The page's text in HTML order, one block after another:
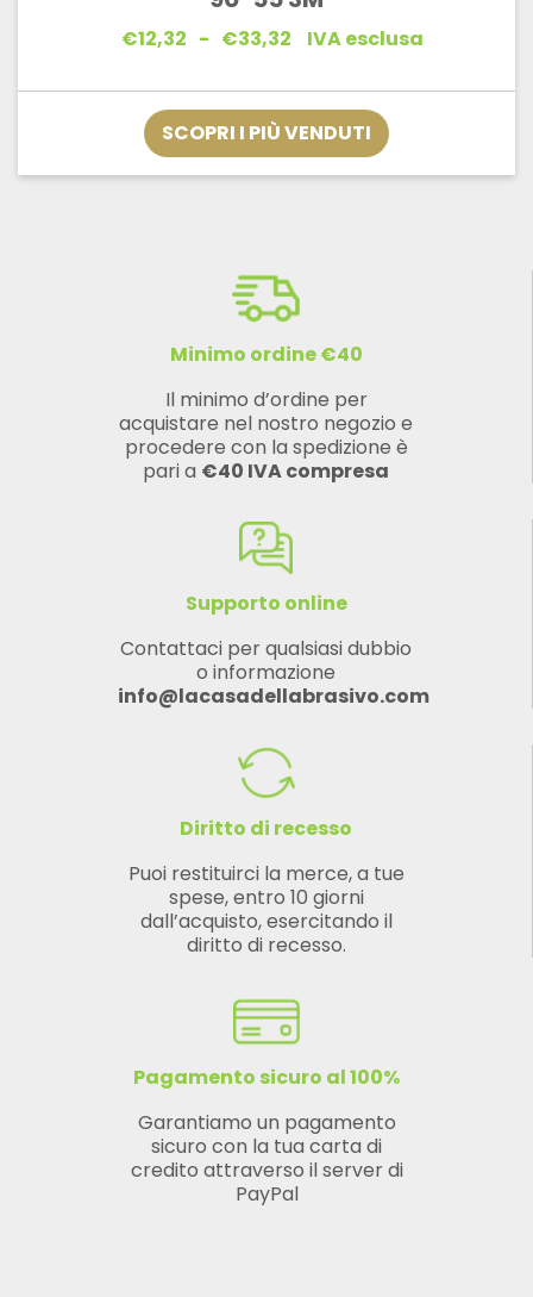
€12,32 - €33,32Fascia
di
da
€12,32
a
€33,32
IVA esclusa
SCOPRI I PIÙ VENDUTI
Minimo ordine €40
Il minimo d’ordine per
acquistare nel nostro negozio e
procedere con la spedizione è
pari a €40 IVA compresa
Supporto online
Contattaci per qualsiasi dubbio
o informazione
info@lacasadellabrasivo.com
Diritto di recesso
Puoi restituirci la merce, a tue
spese, entro 10 giorni
dall’acquisto, esercitando il
diritto di recesso.
Pagamento sicuro al 100%
Garantiamo un pagamento
sicuro con la tua carta di
credito attraverso il server di
PayPal